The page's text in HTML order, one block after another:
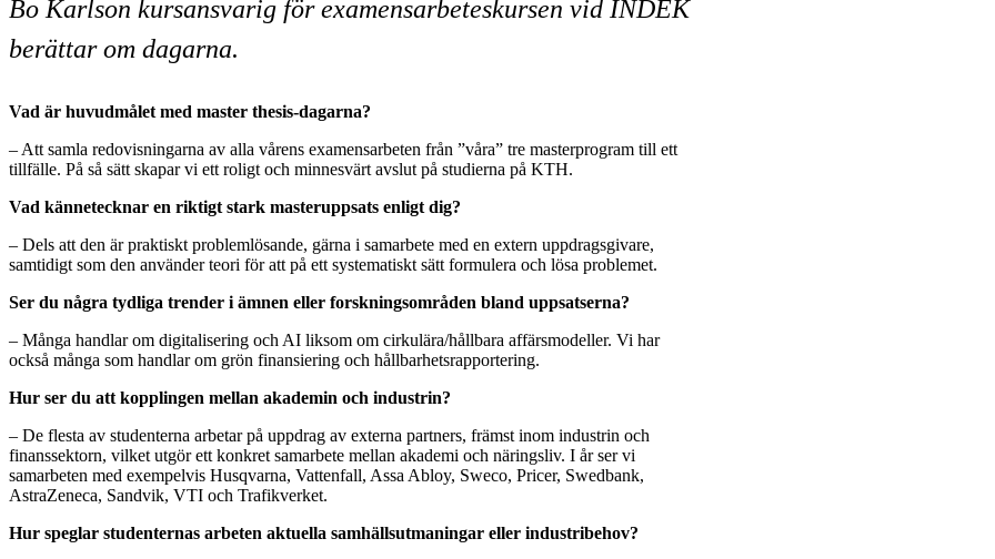
Bo Karlson kursansvarig för examensarbeteskursen vid INDEK
berättar om dagarna.
Vad är huvudmålet med master thesis-dagarna?
– Att samla redovisningarna av alla vårens examensarbeten från ”våra” tre masterprogram till ett
tillfälle. På så sätt skapar vi ett roligt och minnesvärt avslut på studierna på KTH.
Vad kännetecknar en riktigt stark masteruppsats enligt dig?
– Dels att den är praktiskt problemlösande, gärna i samarbete med en extern uppdragsgivare,
samtidigt som den använder teori för att på ett systematiskt sätt formulera och lösa problemet.
Ser du några tydliga trender i ämnen eller forskningsområden bland uppsatserna?
– Många handlar om digitalisering och AI liksom om cirkulära/hållbara affärsmodeller. Vi har
också många som handlar om grön finansiering och hållbarhetsrapportering.
Hur ser du att kopplingen mellan akademin och industrin?
– De flesta av studenterna arbetar på uppdrag av externa partners, främst inom industrin och
finanssektorn, vilket utgör ett konkret samarbete mellan akademi och näringsliv. I år ser vi
samarbeten med exempelvis Husqvarna, Vattenfall, Assa Abloy, Sweco, Pricer, Swedbank,
AstraZeneca, Sandvik, VTI och Trafikverket.
Hur speglar studenternas arbeten aktuella samhällsutmaningar eller industribehov?